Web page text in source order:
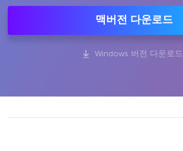
맥버전 다운로드
 Windows 버전 다운로드